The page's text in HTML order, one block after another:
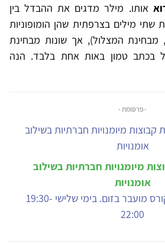
אותו. מילר מדגים את ההבדל בין
שתי מילים בצרפתית שהן הומופוניות
מבחינת המצלול), אך שונות מבחינת
בכתב טמון באות אחת בלבד. הנה
- פרסומת -
מיומנויות חברתיות בשילוב
אומנויות
פתיחה 3.11.26. הקורס מועבר בזום. בימי שלישי 19:30-
22:00